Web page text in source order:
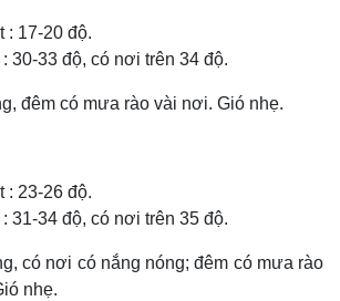
: 17-20 độ.
30-33 độ, có nơi trên 34 độ.
đêm có mưa rào vài nơi. Gió nhẹ.
: 23-26 độ.
31-34 độ, có nơi trên 35 độ.
có nơi có nắng nóng; đêm có mưa rào
nhẹ.